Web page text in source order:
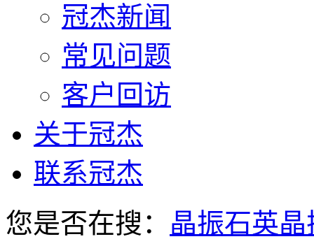
冠杰新闻
常见问题
客户回访
关于冠杰
联系冠杰
您是否在搜： 晶振石英晶